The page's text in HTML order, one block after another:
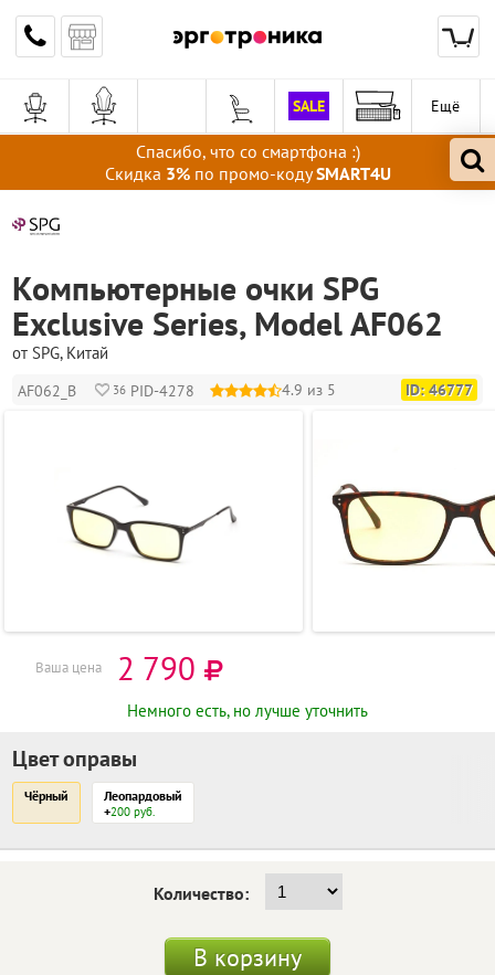
SALE Ещё
Спасибо, что со смартфона :)
Скидка 3%по промо-кодуSMART4U
Компьютерные очки SPG
Exclusive Series, Model AF062
от SPG, Китай
ID: 46777
AF062_B 36 PID-4278 4.9 из 5
Ваша цена 2 790
Немного есть, но лучше уточнить
Цвет оправы
Чёрный
Леопардовый
+200 руб.
Количество:
В корзину